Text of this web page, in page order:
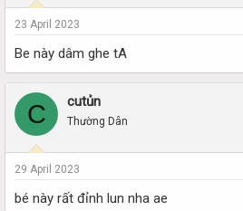
23 April 2023
Be này dâm ghe tA
C cutủn
Thường Dân
29 April 2023
bé này rất đỉnh lun nha ae